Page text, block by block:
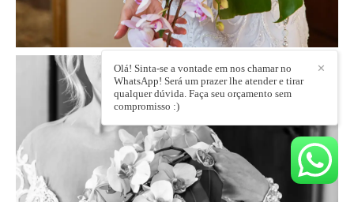
✕
Olá! Sinta-se a vontade em nos chamar no
WhatsApp! Será um prazer lhe atender e tirar
qualquer dúvida. Faça seu orçamento sem
compromisso :)